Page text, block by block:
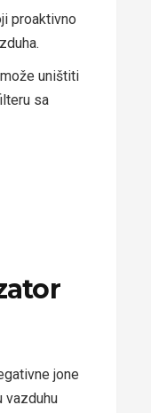
proaktivno
može uništiti
sa
jone
vazduhu